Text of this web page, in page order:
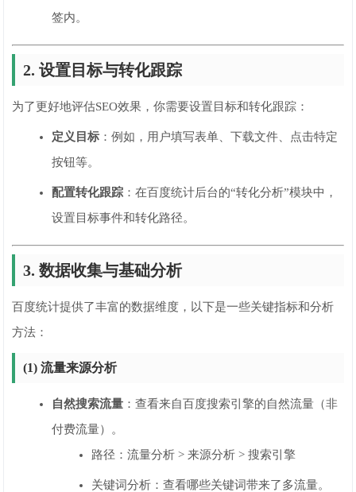
签内。
2. 设置目标与转化跟踪
为了更好地评估SEO效果，你需要设置目标和转化跟踪：
定义目标 ：例如，用户填写表单、下载文件、点击特定
按钮等。
配置转化跟踪 ：在百度统计后台的“转化分析”模块中，
设置目标事件和转化路径。
3. 数据收集与基础分析
百度统计提供了丰富的数据维度，以下是一些关键指标和分析
方法：
(1) 流量来源分析
自然搜索流量 ：查看来自百度搜索引擎的自然流量（非
付费流量）。
路径：流量分析 > 来源分析 > 搜索引擎
关键词分析：查看哪些关键词带来了多流量。